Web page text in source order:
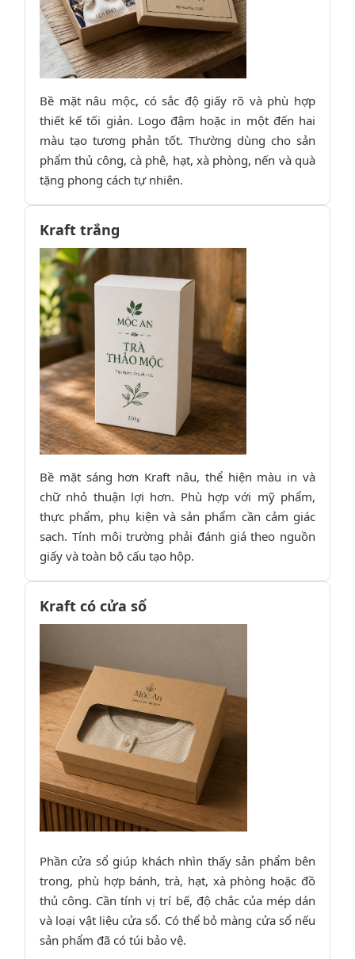
Bề mặt nâu mộc, có sắc độ giấy rõ và phù hợp
thiết kế tối giản. Logo đậm hoặc in một đến hai
màu tạo tương phản tốt. Thường dùng cho sản
phẩm thủ công, cà phê, hạt, xà phòng, nến và quà
tặng phong cách tự nhiên.
Kraft trắng
Bề mặt sáng hơn Kraft nâu, thể hiện màu in và
chữ nhỏ thuận lợi hơn. Phù hợp với mỹ phẩm,
thực phẩm, phụ kiện và sản phẩm cần cảm giác
sạch. Tính môi trường phải đánh giá theo nguồn
giấy và toàn bộ cấu tạo hộp.
Kraft có cửa sổ
Phần cửa sổ giúp khách nhìn thấy sản phẩm bên
trong, phù hợp bánh, trà, hạt, xà phòng hoặc đồ
thủ công. Cần tính vị trí bế, độ chắc của mép dán
và loại vật liệu cửa sổ. Có thể bỏ màng cửa sổ nếu
sản phẩm đã có túi bảo vệ.